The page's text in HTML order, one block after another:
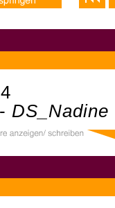
DS_Nadine